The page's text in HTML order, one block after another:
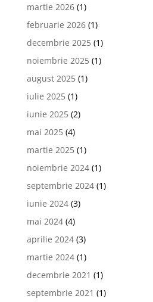
martie 2026(1)
februarie 2026(1)
decembrie 2025(1)
noiembrie 2025(1)
august 2025(1)
iulie 2025(1)
iunie 2025(2)
mai 2025(4)
martie 2025(1)
noiembrie 2024(1)
septembrie 2024(1)
iunie 2024(3)
mai 2024(4)
aprilie 2024(3)
martie 2024(1)
decembrie 2021 (1)
septembrie 2021 (1)